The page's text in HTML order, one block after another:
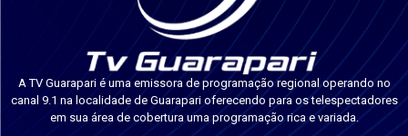
A TV Guarapari é uma emissora de programação regional operando no
canal 9.1 na localidade de Guarapari oferecendo para os telespectadores
em sua área de cobertura uma programação rica e variada.